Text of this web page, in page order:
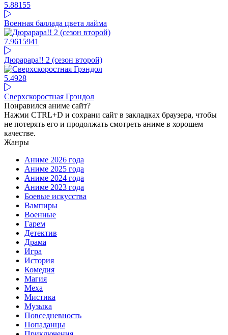
5.88155
Военная баллада цвета лайма
7.9615941
Дюрарара!! 2 (сезон второй)
5.4928
Сверхскоростная Грэндол
Понравился аниме сайт?
Нажми CTRL+D и сохрани сайт в закладках браузера, чтобы
не потерять его и продолжать смотреть аниме в хорошем
качестве.
Жанры
Аниме 2026 года
Аниме 2025 года
Аниме 2024 года
Аниме 2023 года
Боевые искусства
Вампиры
Военные
Гарем
Детектив
Драма
Игра
История
Комедия
Магия
Меха
Мистика
Музыка
Повседневность
Попаданцы